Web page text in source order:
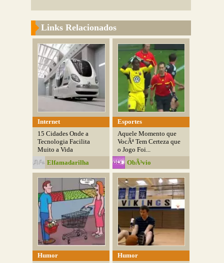
Links Relacionados
Internet
15 Cidades Onde a
Tecnologia Facilita
Muito a Vida
Elfamadarilha
Esportes
Aquele Momento que
VocÃª Tem Certeza que
o Jogo Foi...
ObÃ³vio
Humor
Humor